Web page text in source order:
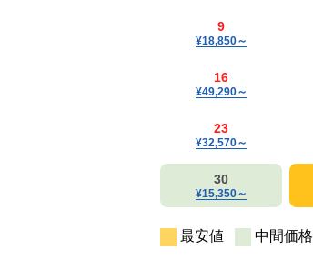
9
¥18,850～
16
¥49,290～
23
¥32,570～
30
¥15,350～
最安値 中間価格